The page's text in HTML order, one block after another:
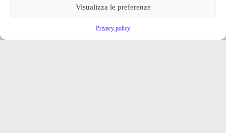
Visualizza le preferenze
Privacy policy